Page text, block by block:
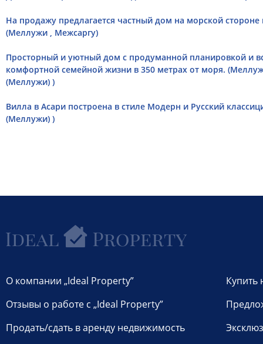
Hа продажу предлагается частный дом на морской
(Меллужи , Межсаргу)
Просторный и уютный дом с продуманной планировкой и
комфортной семейной жизни в 350 метрах от моря.
(Меллужи) )
Вилла в Асари построена в стиле Модерн и Русский
(Меллужи) )
О компании „Ideal Property”
Отзывы о работе с „Ideal Property”
Продать/сдать в аренду недвижимость
Купить